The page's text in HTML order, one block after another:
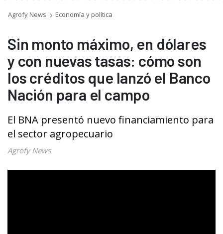
Agrofy News Economía y política
Sin monto máximo, en dólares
y con nuevas tasas: cómo son
los créditos que lanzó el Banco
Nación para el campo
El BNA presentó nuevo financiamiento para
el sector agropecuario
Agrofy News